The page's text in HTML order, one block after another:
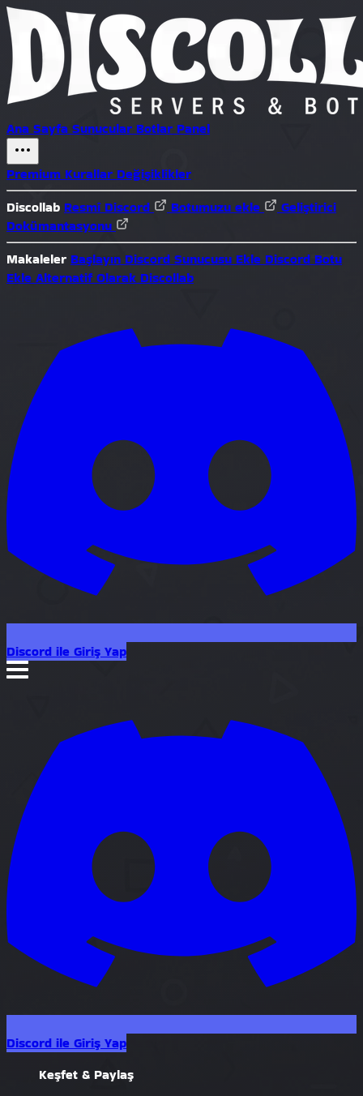
Ana Sayfa Sunucular Botlar Panel
Premium Kurallar Değişiklikler
Discollab Resmî Discord Botumuzu ekle
Geliştirici
Dokümantasyonu
Makaleler Başlayın Discord Sunucusu Ekle Discord Botu
Ekle Alternatif Olarak Discollab
Discord ile Giriş Yap
Discord ile Giriş Yap
Keşfet & Paylaş